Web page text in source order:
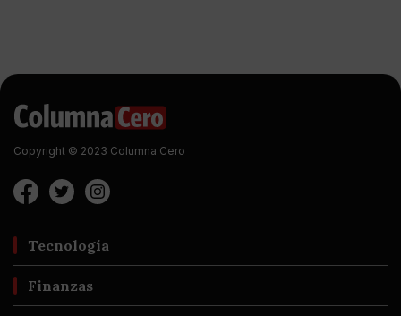
Copyright © 2023 Columna Cero
Tecnología
Finanzas